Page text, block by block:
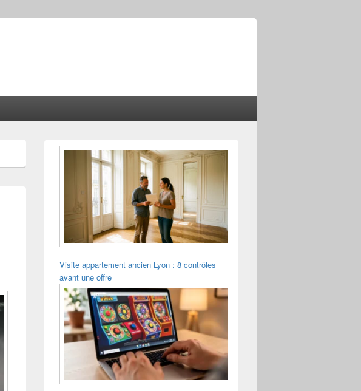
Zone
Visite appartement ancien Lyon : 8 contrôles
avant une offre